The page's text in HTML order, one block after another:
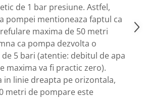
de 1 bar presiune. Astfel,
pompei mentioneaza faptul ca
maxima de 50 metri
ca pompa dezvolta o
5 bari (atentie: debitul de apa
maxima va fi practic zero).
in linie dreapta pe orizontala,
metri de pompare este